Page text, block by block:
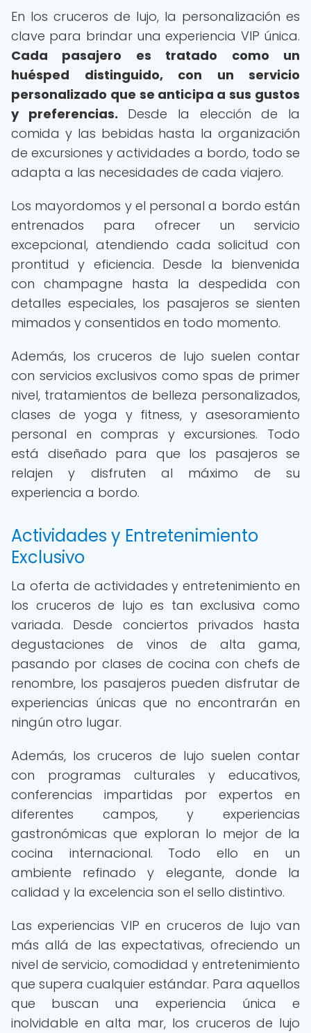
En los cruceros de lujo, la personalización es
clave para brindar una experiencia VIP única.
Cada pasajero es tratado como un
huésped distinguido, con un servicio
personalizado que se anticipa a sus gustos
y preferencias. Desde la elección de la
comida y las bebidas hasta la organización
de excursiones y actividades a bordo, todo se
adapta a las necesidades de cada viajero.
Los mayordomos y el personal a bordo están
entrenados para ofrecer un servicio
excepcional, atendiendo cada solicitud con
prontitud y eficiencia. Desde la bienvenida
con champagne hasta la despedida con
detalles especiales, los pasajeros se sienten
mimados y consentidos en todo momento.
Además, los cruceros de lujo suelen contar
con servicios exclusivos como spas de primer
nivel, tratamientos de belleza personalizados,
clases de yoga y fitness, y asesoramiento
personal en compras y excursiones. Todo
está diseñado para que los pasajeros se
relajen y disfruten al máximo de su
experiencia a bordo.
Actividades y Entretenimiento
Exclusivo
La oferta de actividades y entretenimiento en
los cruceros de lujo es tan exclusiva como
variada. Desde conciertos privados hasta
degustaciones de vinos de alta gama,
pasando por clases de cocina con chefs de
renombre, los pasajeros pueden disfrutar de
experiencias únicas que no encontrarán en
ningún otro lugar.
Además, los cruceros de lujo suelen contar
con programas culturales y educativos,
conferencias impartidas por expertos en
diferentes campos, y experiencias
gastronómicas que exploran lo mejor de la
cocina internacional. Todo ello en un
ambiente refinado y elegante, donde la
calidad y la excelencia son el sello distintivo.
Las experiencias VIP en cruceros de lujo van
más allá de las expectativas, ofreciendo un
nivel de servicio, comodidad y entretenimiento
que supera cualquier estándar. Para aquellos
que buscan una experiencia única e
inolvidable en alta mar, los cruceros de lujo